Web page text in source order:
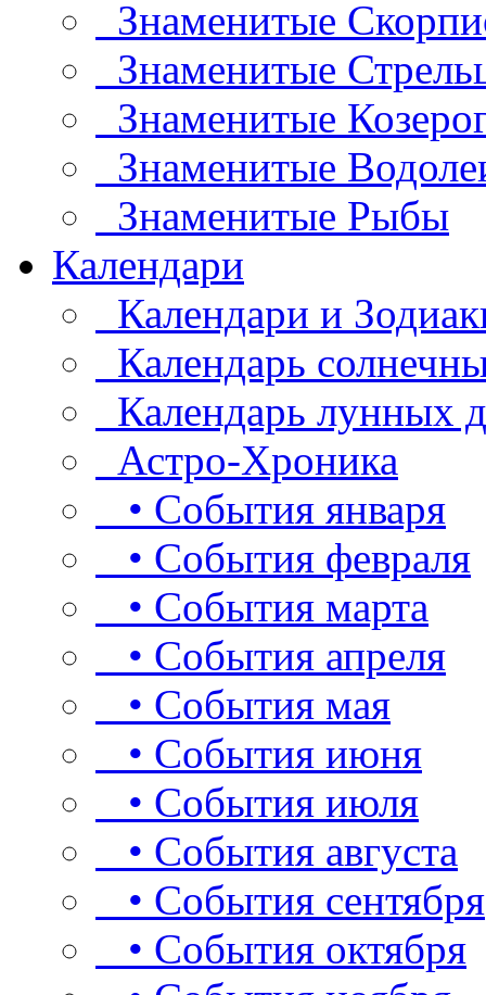
Знаменитые
Знаменитые
Знаменитые
Знаменитые
Знаменитые Рыбы
Календари
Календари и
Календарь
Календарь лунных
Астро-Хроника
• События января
• События февраля
• События марта
• События апреля
• События мая
• События июня
• События июля
• События августа
• События сентября
• События октября